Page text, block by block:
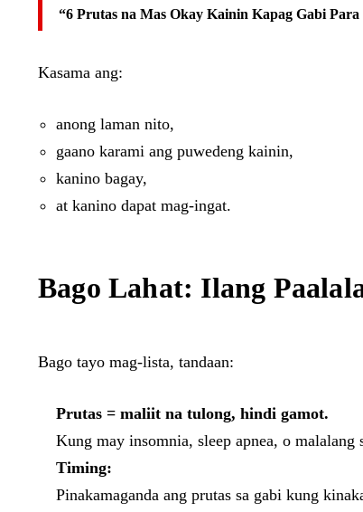
“6 Prutas na Mas Okay Kainin Kapag Gabi
Kasama ang:
anong laman nito,
gaano karami ang puwedeng kainin,
kanino bagay,
at kanino dapat mag-ingat.
Bago Lahat: Ilang
Bago tayo mag-lista, tandaan:
Prutas = maliit na tulong, hindi gamot.
Kung may insomnia, sleep apnea, o
Timing:
Pinakamaganda ang prutas sa gabi kung